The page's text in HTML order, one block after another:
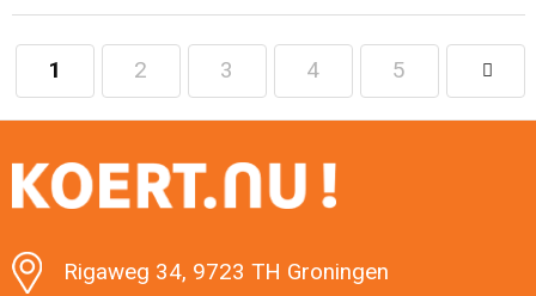
Minimale afname: 1
1 2 3 4 5
Rigaweg 34, 9723 TH Groningen